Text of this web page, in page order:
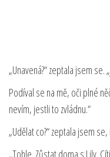
„Unavená?“ zeptala jsem se.
Podíval se na mě, oči plné
nevím, jestli to zvládnu.“
„Udělat co?“ zeptala jsem
„Tohle. Zůstat doma s Lily.